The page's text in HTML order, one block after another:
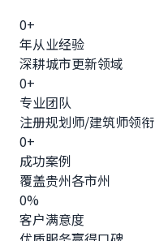
0+
年从业经验
深耕城市更新领域
0+
专业团队
注册规划师/建筑师领衔
0+
成功案例
覆盖贵州各市州
0%
客户满意度